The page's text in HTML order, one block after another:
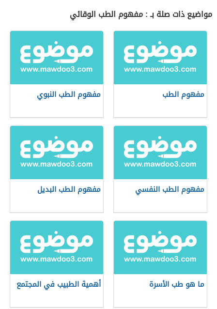
مواضيع ذات صلة بـ : مفهوم الطب الوقائي
مفهوم الطب مفهوم الطب النبوي
مفهوم الطب النفسي مفهوم الطب البديل
ما هو طب الأسرة أهمية الطبيب في المجتمع